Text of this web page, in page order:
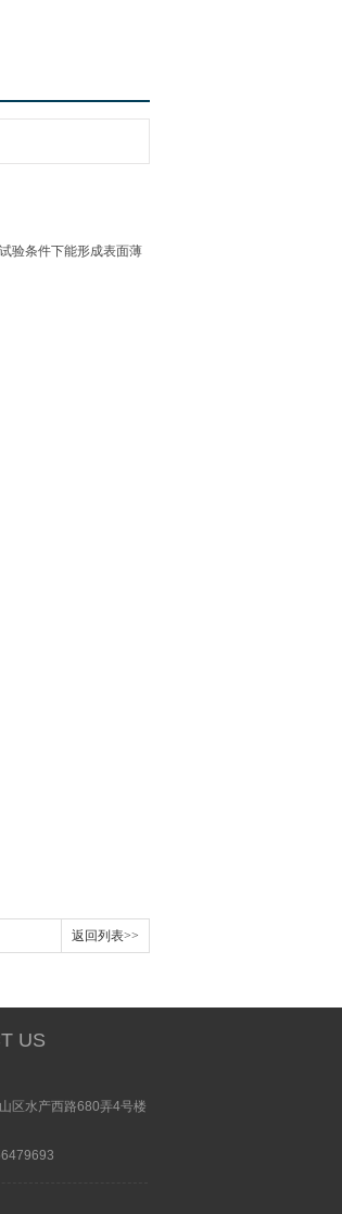
验条件下能形成表面薄
返回列表>>
US
山区水产西路680弄4号楼